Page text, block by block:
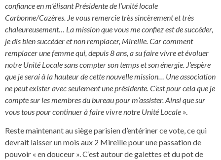
confiance en m’élisant Présidente de l’unité locale
Carbonne/Cazères. Je vous remercie très sincèrement et très
chaleureusement… La mission que vous me confiez est de succéder,
je dis bien succéder et non remplacer, Mireille. Car comment
remplacer une femme qui, depuis 8 ans, a su faire vivre et évoluer
notre Unité Locale sans compter son temps et son énergie. J’espère
que je serai à la hauteur de cette nouvelle mission… Une association
ne peut exister avec seulement une présidente. C’est pour cela que je
compte sur les membres du bureau pour m’assister. Ainsi que sur
vous tous pour continuer à faire vivre notre Unité Locale ».
Reste maintenant au siège parisien d’entériner ce vote, ce qui
devrait laisser un mois aux 2 Mireille pour une passation de
pouvoir « en douceur ». C’est autour de galettes et du pot de